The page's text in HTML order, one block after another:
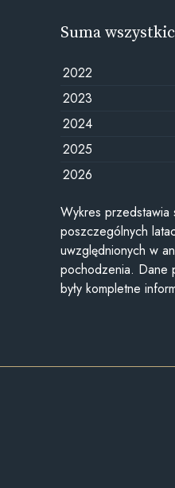
Suma
2022
2023
2024
2025
2026
Wykres przedstawia
poszczególnych
uwzględnionych w
pochodzenia. Dane
były kompletne